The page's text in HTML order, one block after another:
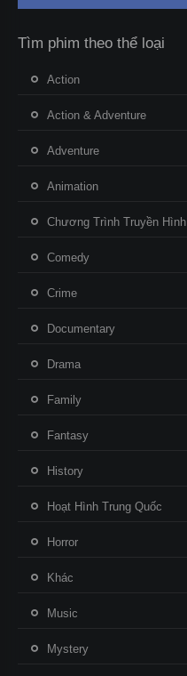
Tìm phim theo thể loại
Action
Action & Adventure
Adventure
Animation
Chương Trình Truyền Hình
Comedy
Crime
Documentary
Drama
Family
Fantasy
History
Hoạt Hình Trung Quốc
Horror
Khác
Music
Mystery